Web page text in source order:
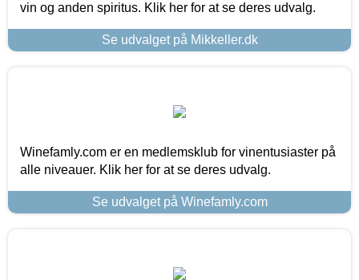
vin og anden spiritus. Klik her for at se deres udvalg.
Se udvalget på Mikkeller.dk
Winefamly.com er en medlemsklub for vinentusiaster på
alle niveauer. Klik her for at se deres udvalg.
Se udvalget på Winefamly.com